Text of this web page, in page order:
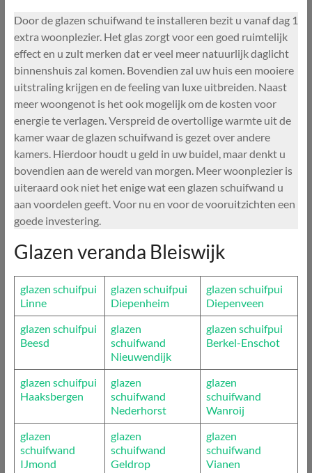
Door de glazen schuifwand te installeren bezit u vanaf dag 1
extra woonplezier. Het glas zorgt voor een goed ruimtelijk
effect en u zult merken dat er veel meer natuurlijk daglicht
binnenshuis zal komen. Bovendien zal uw huis een mooiere
uitstraling krijgen en de feeling van luxe uitbreiden. Naast
meer woongenot is het ook mogelijk om de kosten voor
energie te verlagen. Verspreid de overtollige warmte uit de
kamer waar de glazen schuifwand is gezet over andere
kamers. Hierdoor houdt u geld in uw buidel, maar denkt u
bovendien aan de wereld van morgen. Meer woonplezier is
uiteraard ook niet het enige wat een glazen schuifwand u
aan voordelen geeft. Voor nu en voor de vooruitzichten een
goede investering.
Glazen veranda Bleiswijk
glazen schuifpui
Linne
glazen schuifpui
Diepenheim
glazen schuifpui
Diepenveen
glazen schuifpui
Beesd
glazen
schuifwand
Nieuwendijk
glazen schuifpui
Berkel-Enschot
glazen schuifpui
Haaksbergen
glazen
schuifwand
Nederhorst
glazen
schuifwand
Wanroij
glazen
schuifwand
IJmond
glazen
schuifwand
Geldrop
glazen
schuifwand
Vianen